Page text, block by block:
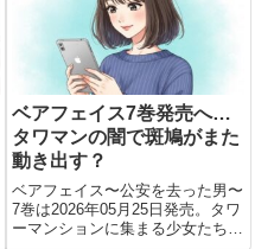
ベアフェイス7巻発売へ…
タワマンの闇で斑鳩がまた
動き出す？
ベアフェイス〜公安を去った男〜
7巻は2026年05月25日発売。タワ
ーマンションに集まる少女たちと